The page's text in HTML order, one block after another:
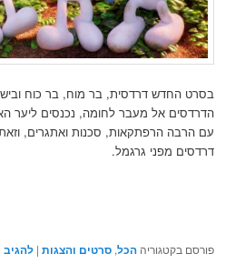
בסרט החדש דרדסית, בר מוח, בר כוח וביש
הדרדסים אל מעבר לחומה, נכנסים ליער
עם הרבה הרפתקאות, סכנות ואתגרים,
דרדסים מפני גרגמל.
פורסם בקטגוריה הכל,סרטים והצגות |להגיב